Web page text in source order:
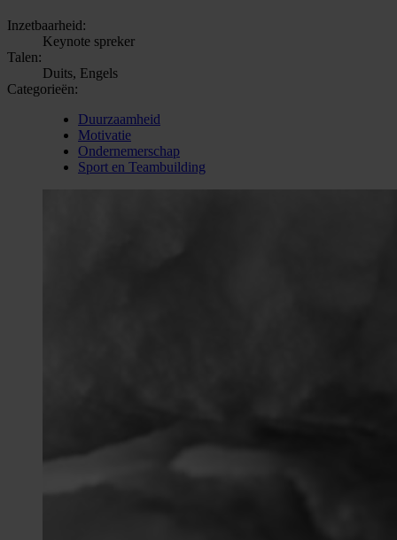
Inzetbaarheid:
Keynote spreker
Talen:
Duits, Engels
Categorieën:
Duurzaamheid
Motivatie
Ondernemerschap
Sport en Teambuilding